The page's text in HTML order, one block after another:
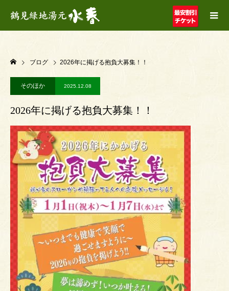
ブログ 2026年に掲げる抱負大募集！！
そのほか 2025.12.08
2026年に掲げる抱負大募集！！